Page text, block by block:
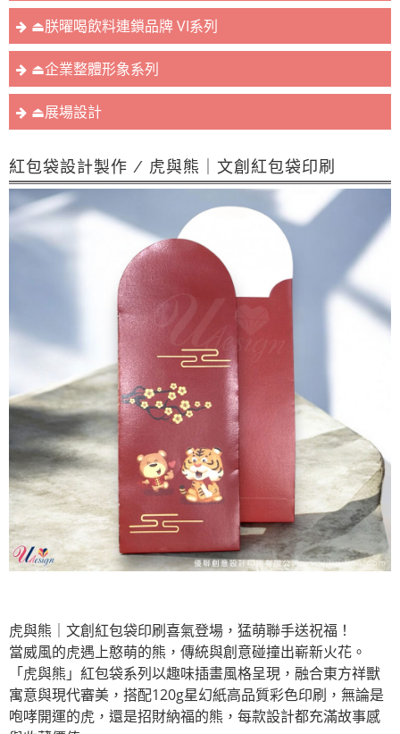
⏏︎朕曜喝飲料連鎖品牌 VI系列
⏏︎企業整體形象系列
⏏︎展場設計
紅包袋設計製作 / 虎與熊｜文創紅包袋印刷
虎與熊｜文創紅包袋印刷喜氣登場，猛萌聯手送祝福！
當威風的虎遇上憨萌的熊，傳統與創意碰撞出嶄新火花。
「虎與熊」紅包袋系列以趣味插畫風格呈現，融合東方祥獸
寓意與現代審美，搭配120g星幻紙高品質彩色印刷，無論是
咆哮開運的虎，還是招財納福的熊，每款設計都充滿故事感